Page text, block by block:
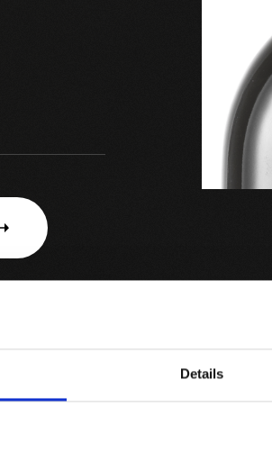
Details
e di